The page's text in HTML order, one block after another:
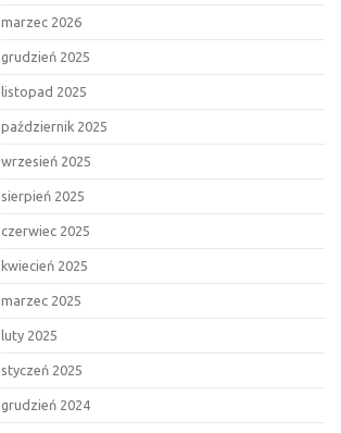
marzec 2026
grudzień 2025
listopad 2025
październik 2025
wrzesień 2025
sierpień 2025
czerwiec 2025
kwiecień 2025
marzec 2025
luty 2025
styczeń 2025
grudzień 2024